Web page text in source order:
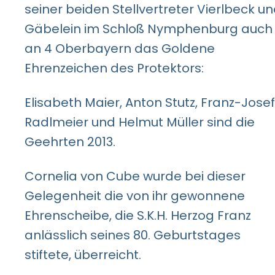
seiner beiden Stellvertreter Vierlbeck
Gäbelein im Schloß Nymphenburg auch
an 4 Oberbayern das Goldene
Ehrenzeichen des Protektors:
Elisabeth Maier, Anton Stutz, Franz-Josef
Radlmeier und Helmut Müller sind die
Geehrten 2013.
Cornelia von Cube wurde bei dieser
Gelegenheit die von ihr gewonnene
Ehrenscheibe, die S.K.H. Herzog Franz
anlässlich seines 80. Geburtstages
stiftete, überreicht.